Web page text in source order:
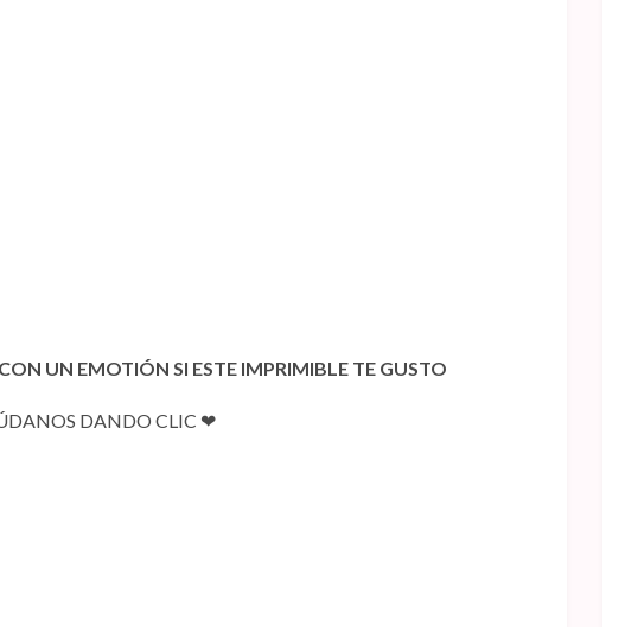
UN EMOTIÓN SI ESTE IMPRIMIBLE TE GUSTO
DANDO CLIC ❤